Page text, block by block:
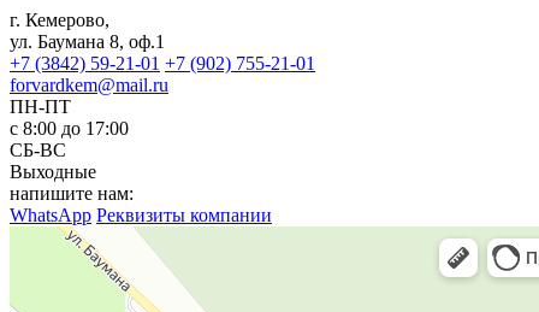
г. Кемерово,
ул. Баумана 8, оф.1
+7 (3842) 59-21-01 +7 (902) 755-21-01
forvardkem@mail.ru
ПН-ПТ
с 8:00 до 17:00
СБ-ВС
Выходные
напишите нам:
WhatsApp Реквизиты компании